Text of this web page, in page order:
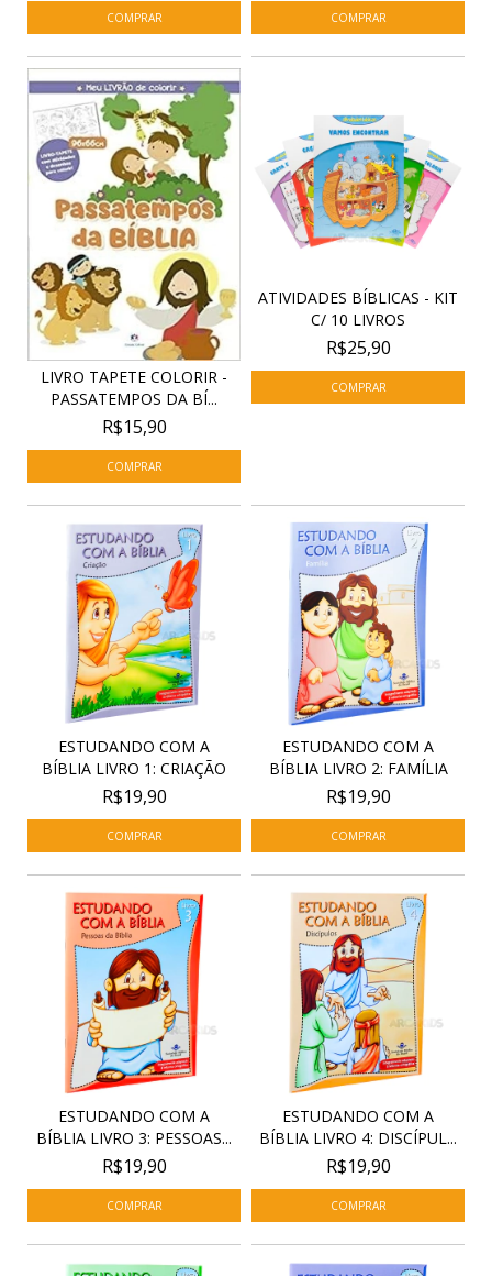
LIVRO TAPETE COLORIR -
PASSATEMPOS DA BÍ...
R$15,90
ATIVIDADES BÍBLICAS - KIT
C/ 10 LIVROS
R$25,90
ESTUDANDO COM A
BÍBLIA LIVRO 1: CRIAÇÃO
R$19,90
ESTUDANDO COM A
BÍBLIA LIVRO 2: FAMÍLIA
R$19,90
ESTUDANDO COM A
BÍBLIA LIVRO 3: PESSOAS...
R$19,90
ESTUDANDO COM A
BÍBLIA LIVRO 4: DISCÍPUL...
R$19,90